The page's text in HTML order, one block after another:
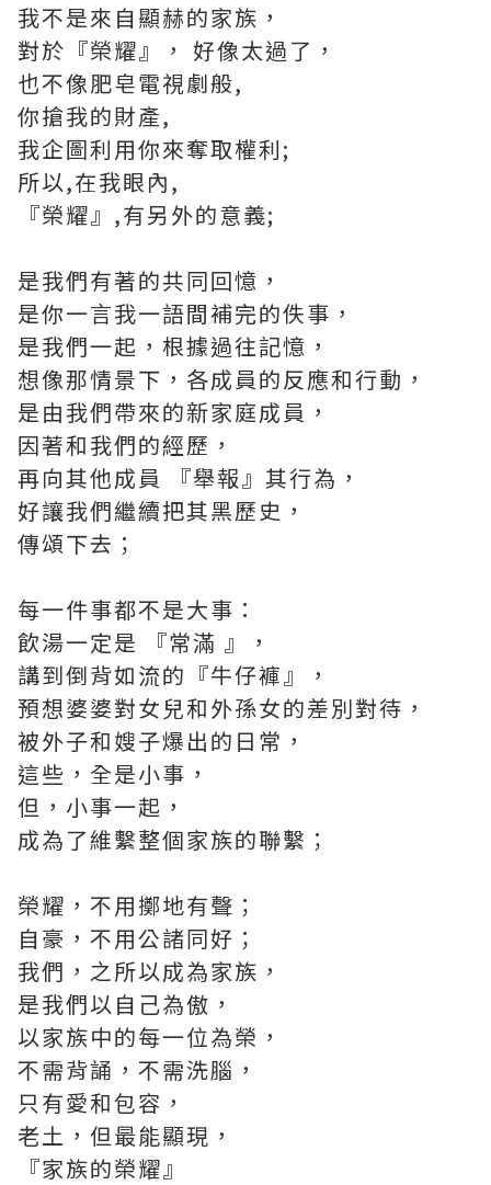
我不是來自顯赫的家族，
對於『榮耀』， 好像太過了，
也不像肥皂電視劇般,
你搶我的財產,
我企圖利用你來奪取權利;
所以,在我眼內,
『榮耀』,有另外的意義;
是我們有著的共同回憶，
是你一言我一語間補完的佚事，
是我們一起，根據過往記憶，
想像那情景下，各成員的反應和行動，
是由我們帶來的新家庭成員，
因著和我們的經歷，
再向其他成員 『舉報』其行為，
好讓我們繼續把其黑歷史，
傳頌下去；
每一件事都不是大事：
飲湯一定是 『常滿 』，
講到倒背如流的『牛仔褲』，
預想婆婆對女兒和外孫女的差別對待，
被外子和嫂子爆出的日常，
這些，全是小事，
但，小事一起，
成為了維繫整個家族的聯繫；
榮耀，不用擲地有聲；
自豪，不用公諸同好；
我們，之所以成為家族，
是我們以自己為傲，
以家族中的每一位為榮，
不需背誦，不需洗腦，
只有愛和包容，
老土，但最能顯現，
『家族的榮耀』